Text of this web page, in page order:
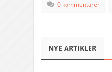
0 kommentarer
NYE ARTIKLER